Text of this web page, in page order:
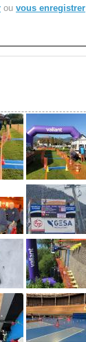
de passe
ou vous enregistrer